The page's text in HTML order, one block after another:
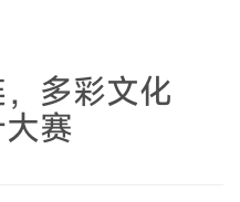
多彩文化
赛